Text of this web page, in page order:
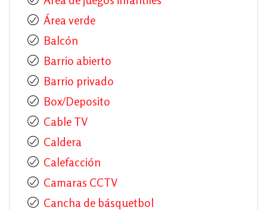
Área verde
Balcón
Barrio abierto
Barrio privado
Box/Deposito
Cable TV
Caldera
Calefacción
Camaras CCTV
Cancha de básquetbol